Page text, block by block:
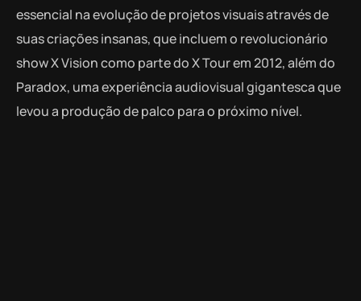
essencial na evolução de projetos visuais através de
suas criações insanas, que incluem o revolucionário
show X Vision como parte do X Tour em 2012, além do
Paradox, uma experiência audiovisual gigantesca que
levou a produção de palco para o próximo nível.